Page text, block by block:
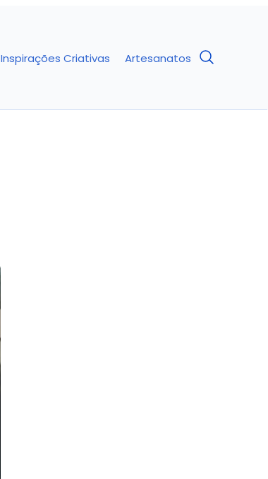
Inspirações Criativas Artesanatos